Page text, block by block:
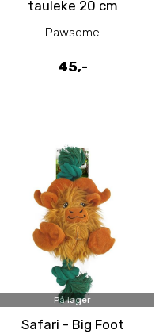
tauleke 20 cm
Pawsome
45,-
På lager
Safari - Big Foot